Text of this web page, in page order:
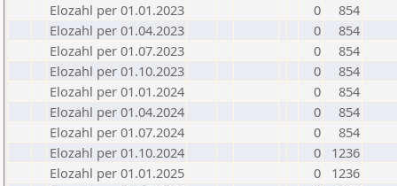
Elozahl per 01.01.2023
0
854
Elozahl per 01.04.2023
0
854
Elozahl per 01.07.2023
0
854
Elozahl per 01.10.2023
0
854
Elozahl per 01.01.2024
0
854
Elozahl per 01.04.2024
0
854
Elozahl per 01.07.2024
0
854
Elozahl per 01.10.2024
0
1236
Elozahl per 01.01.2025
0
1236